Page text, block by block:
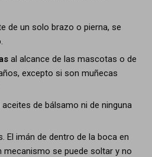
de un solo brazo o pierna, se
al alcance de las mascotas o de
excepto si son muñecas
de bálsamo ni de ninguna
El imán de dentro de la boca en
mecanismo se puede soltar y no